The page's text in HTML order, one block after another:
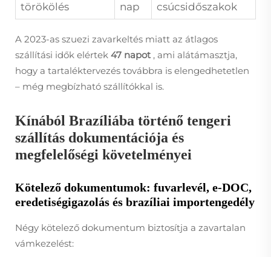
törökölés
nap
csúcsidőszakok
A 2023-as szuezi zavarkeltés miatt az átlagos
szállítási idők elértek 47 napot , ami alátámasztja,
hogy a tartaléktervezés továbbra is elengedhetetlen
– még megbízható szállítókkal is.
Kínából Brazíliába történő tengeri
szállítás dokumentációja és
megfelelőségi követelményei
Kötelező dokumentumok: fuvarlevél, e-DOC,
eredetiségigazolás és brazíliai importengedély
Négy kötelező dokumentum biztosítja a zavartalan
vámkezelést: